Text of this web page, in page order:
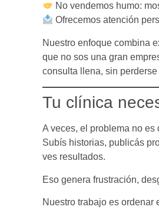
No vendemos humo:
Ofrecemos atención
Nuestro enfoque combina
que no sos una gran
consulta llena, sin
Tu clínica
A veces, el problema no
Subís historias, publicás
ves resultados.
Eso genera frustración,
Nuestro trabajo es ordenar